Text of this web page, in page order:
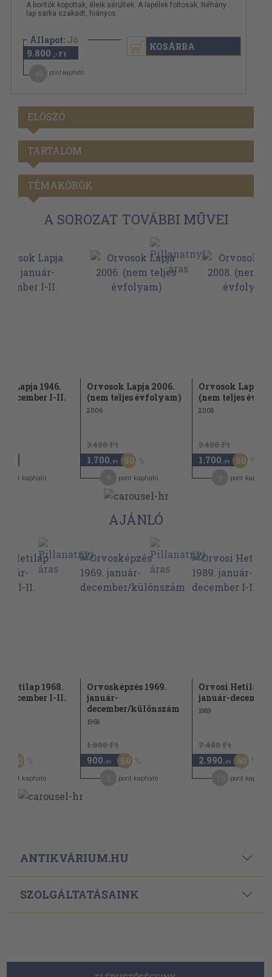
A borítók kopottak, éleik sérültek. A lapélek foltosak. Néhány
lap sarka szakadt, hiányos.
Állapot: Jó
9.800 ,-Ft
pont kapható
KOSÁRBA
ELŐSZÓ
TARTALOM
TÉMAKÖRÖK
A SOROZAT TOVÁBBI MŰVEI
Lapja 1946.
december I-II.
pont kapható
Orvosok Lapja 2006.
(nem teljes évfolyam)
2006
3.400 Ft
1.700 ,-Ft 50
pont kapható
Orvosok Lapja
(nem teljes
2008
3.400 Ft
1.700 ,-Ft 50
pont kapható
AJÁNLÓ
Hetilap 1968.
december I-II.
50
pont kapható
Orvosképzés 1969.
január-
december/különszám
1968
1.800 Ft
900 ,-Ft 50
pont kapható
Orvosi Hetilap
január-
1989
7.480 Ft
2.990 ,-Ft 60
pont kapható
ANTIKVÁRIUM.HU
SZOLGÁLTATÁSAINK